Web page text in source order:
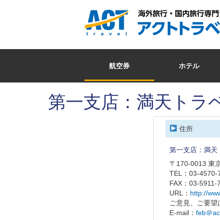
航空券 ホテル
第一支店：満天トラ
住所
第一支店：満天
〒170-0013 東
TEL：03-
FAX：03-5911-
URL： http://
ご意見、ご要
E-mail： feb＠